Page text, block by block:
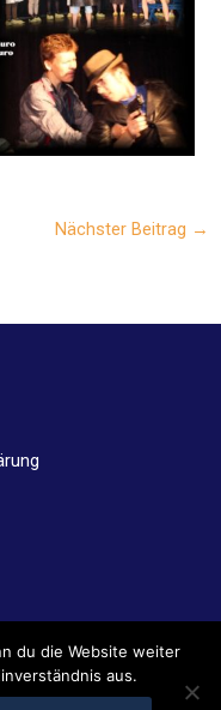
Nächster Beitrag →
Jena | Powered by
du die Website weiter
aus.